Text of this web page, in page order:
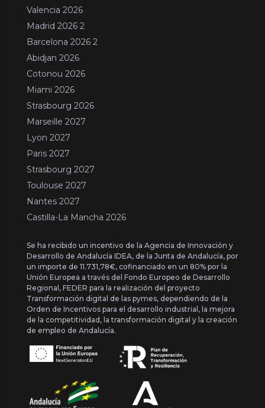
Valencia 2026
Madrid 2026 2
Barcelona 2026 2
Abidjan 2026
Cotonou 2026
Miami 2026
Strasbourg 2026
Marseille 2027
Lyon 2027
Paris 2027
Strasbourg 2027
Toulouse 2027
Nantes 2027
Castilla-La Mancha 2026
Se ha recibido un incentivo de la Agencia de Innovación y
Desarrollo de Andalucía IDEA, de la Junta de Andalucía, por
un importe de 11.731,78€, cofinanciado en un 80% por la
Unión Europea a través del Fondo Europeo de Desarrollo
Regional, FEDER para la realización del proyecto
Transformación digital de las pymes, dependiendo de la
Orden de Incentivos para el desarrollo industrial, la mejora
de la competitividad, la transformación digital y la creación
de empleo de Andalucía.